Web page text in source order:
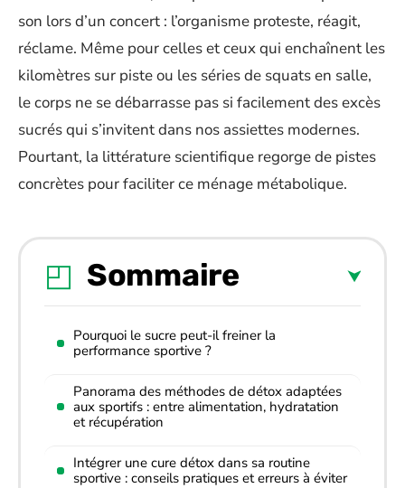
son lors d’un concert : l’organisme proteste, réagit,
réclame. Même pour celles et ceux qui enchaînent les
kilomètres sur piste ou les séries de squats en salle,
le corps ne se débarrasse pas si facilement des excès
sucrés qui s’invitent dans nos assiettes modernes.
Pourtant, la littérature scientifique regorge de pistes
concrètes pour faciliter ce ménage métabolique.
Sommaire
Pourquoi le sucre peut-il freiner la
performance sportive ?
Panorama des méthodes de détox adaptées
aux sportifs : entre alimentation, hydratation
et récupération
Intégrer une cure détox dans sa routine
sportive : conseils pratiques et erreurs à éviter